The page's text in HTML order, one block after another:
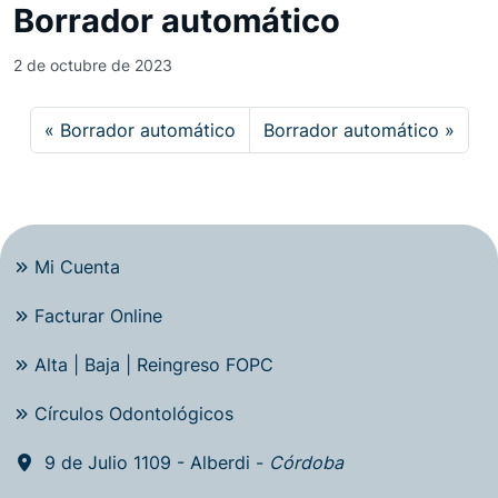
Borrador automático
2 de octubre de 2023
Borrador automático Borrador automático
Mi Cuenta
Facturar Online
Alta | Baja | Reingreso FOPC
Círculos Odontológicos
9 de Julio 1109 - Alberdi - Córdoba